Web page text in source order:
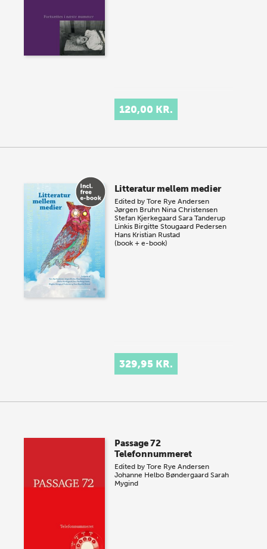
120,00 KR.
Litteratur mellem medier
Edited byTore Rye Andersen
Jørgen Bruhn Nina Christensen
Stefan Kjerkegaard Sara Tanderup
Linkis Birgitte Stougaard Pedersen
Hans Kristian Rustad
(book + e-book)
329,95 KR.
Passage 72
Telefonnummeret
Edited byTore Rye Andersen
Johanne Helbo Bøndergaard Sarah
Mygind